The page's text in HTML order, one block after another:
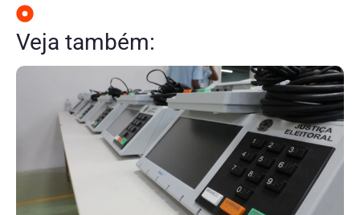
Veja também: